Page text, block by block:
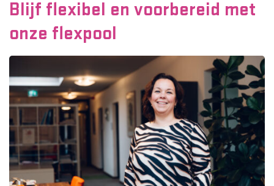
Blijf flexibel en voorbereid met
onze flexpool